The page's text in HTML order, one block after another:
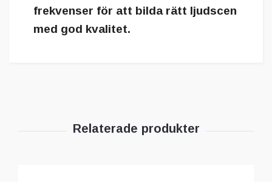
frekvenser för att bilda rätt ljudscen
med god kvalitet.